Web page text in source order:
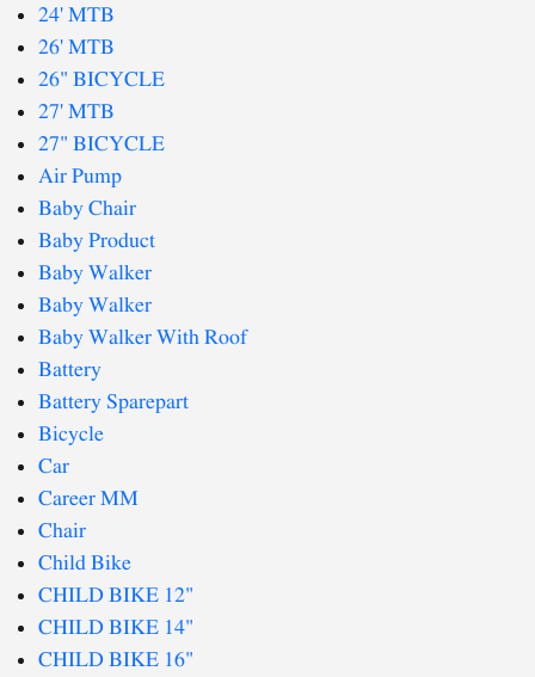
24' MTB
26' MTB
26" BICYCLE
27' MTB
27" BICYCLE
Air Pump
Baby Chair
Baby Product
Baby Walker
Baby Walker
Baby Walker With Roof
Battery
Battery Sparepart
Bicycle
Car
Career MM
Chair
Child Bike
CHILD BIKE 12"
CHILD BIKE 14"
CHILD BIKE 16"